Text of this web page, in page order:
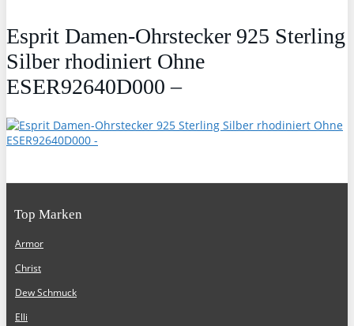
Esprit Damen-Ohrstecker 925 Sterling
Silber rhodiniert Ohne
ESER92640D000 –
Top Marken
Armor
Christ
Dew Schmuck
Elli